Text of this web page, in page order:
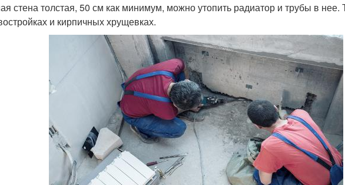
стена толстая, 50 см как минимум, можно утопить радиатор и трубы в нее.
и кирпичных хрущевках.